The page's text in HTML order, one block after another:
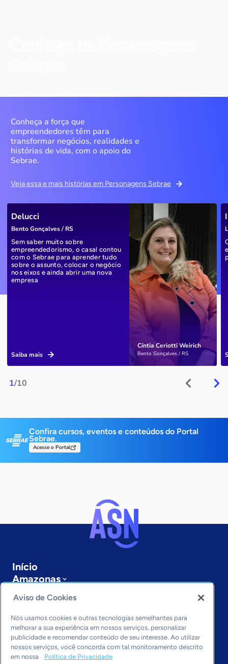
Conheça a força que
empreendedores têm para
transformar negócios, realidades e
histórias de vida, com o apoio do
Sebrae.
Veja essa e mais histórias em Personagens Sebrae
1/10
Cíntia Ceriotti Weirich
Bento Gonçalves / RS
Delucci
Bento Gonçalves / RS
Sem saber muito sobre
empreendedorismo, o casal contou
com o Sebrae para aprender tudo
sobre o assunto, colocar o negócio
nos eixos e ainda abrir uma nova
empresa
Saiba mais
Confira cursos, eventos e conteúdos do Portal
Sebrae.
Acesse o Portal
Início
Amazonas
Sobre a ASN
Últimas notícias
Entre em contato
Editorias
Economia & Política
Inovação & Tecnologia
Aviso de Cookies
Nós usamos cookies e outras tecnologias semelhantes para
melhorar a sua experiência em nossos serviços, personalizar
publicidade e recomendar conteúdo de seu interesse. Ao utilizar
nossos serviços, você concorda com tal monitoramento descrito
em nossa
Política de Privacidade